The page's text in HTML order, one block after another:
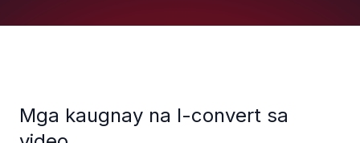
Mga kaugnay na I-convert sa